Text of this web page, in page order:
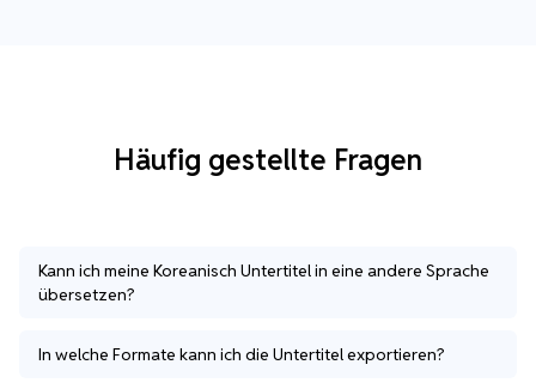
Häufig gestellte Fragen
Kann ich meine Koreanisch Untertitel in eine andere Sprache
übersetzen?
In welche Formate kann ich die Untertitel exportieren?